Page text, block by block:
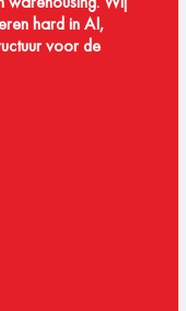
hard in AI,
voor de